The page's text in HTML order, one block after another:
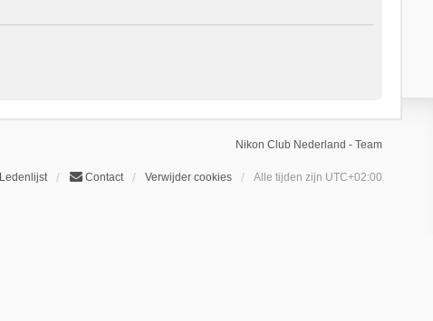
Nikon Club Nederland - Team
Ledenlijst Contact Verwijder cookies Alle tijden zijn UTC+02:00